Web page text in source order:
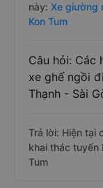
này: Xe giường
Kon Tum
Câu hỏi: Các
xe ghế ngồi
Thạnh - Sài
Trả lời: Hiện tại
khai thác tuyến
Tum